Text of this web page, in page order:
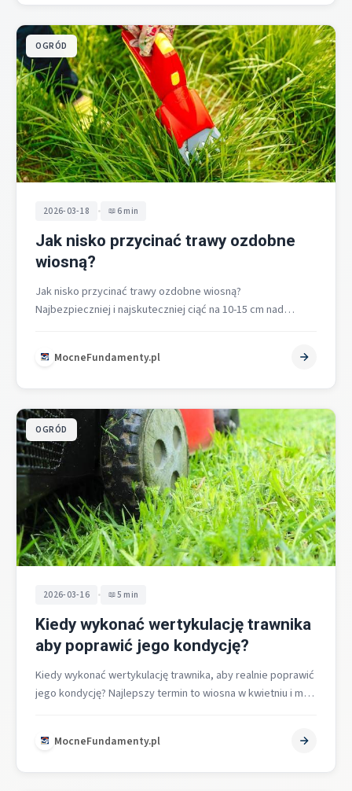
OGRÓD
2026-03-18 • 6 min
Jak nisko przycinać trawy ozdobne
wiosną?
Jak nisko przycinać trawy ozdobne wiosną?
Najbezpieczniej i najskuteczniej ciąć na 10-15 cm nad
MocneFundamenty.pl
OGRÓD
2026-03-16 • 5 min
Kiedy wykonać wertykulację trawnika
aby poprawić jego kondycję?
Kiedy wykonać wertykulację trawnika, aby realnie poprawić
jego kondycję? Najlepszy termin to wiosna w kwietniu i maju
MocneFundamenty.pl